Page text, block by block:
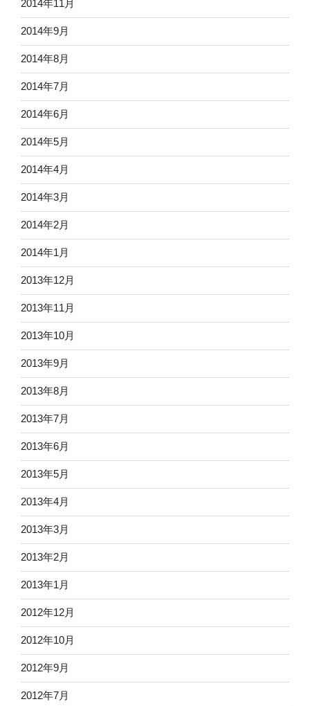
2014年11月
2014年9月
2014年8月
2014年7月
2014年6月
2014年5月
2014年4月
2014年3月
2014年2月
2014年1月
2013年12月
2013年11月
2013年10月
2013年9月
2013年8月
2013年7月
2013年6月
2013年5月
2013年4月
2013年3月
2013年2月
2013年1月
2012年12月
2012年10月
2012年9月
2012年7月